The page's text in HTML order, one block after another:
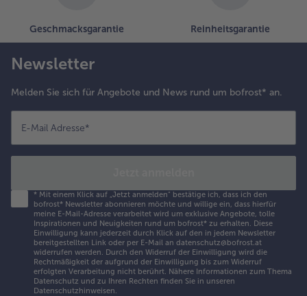
Geschmacksgarantie Reinheitsgarantie
Newsletter
Melden Sie sich für Angebote und News rund um bofrost* an.
E-Mail Adresse*
* Mit einem Klick auf „Jetzt anmelden" bestätige ich, dass ich den
bofrost* Newsletter abonnieren möchte und willige ein, dass hierfür
meine E-Mail-Adresse verarbeitet wird um exklusive Angebote, tolle
Inspirationen und Neuigkeiten rund um bofrost* zu erhalten. Diese
Einwilligung kann jederzeit durch Klick auf den in jedem Newsletter
bereitgestellten Link oder per E-Mail an datenschutz@bofrost.at
widerrufen werden. Durch den Widerruf der Einwilligung wird die
Rechtmäßigkeit der aufgrund der Einwilligung bis zum Widerruf
erfolgten Verarbeitung nicht berührt. Nähere Informationen zum Thema
Datenschutz und zu Ihren Rechten finden Sie in unseren
Datenschutzhinweisen.